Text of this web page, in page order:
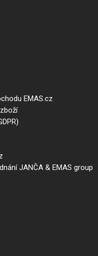
EMAS.cz
JANČA & EMAS group